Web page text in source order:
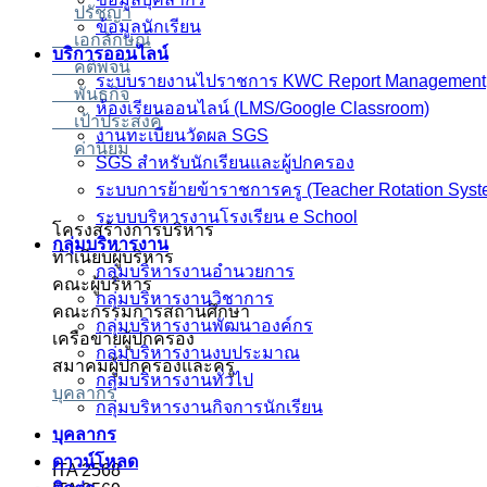
ปรัชญา
เอกลักษณ์
คติพจน์
พันธกิจ
เป้าประสงค์
ค่านิยม
โครงสร้างการบริหาร
ทำเนียบผู้บริหาร
คณะผู้บริหาร
คณะกรรมการสถานศึกษา
เครือข่ายผู้ปกครอง
สมาคมผู้ปกครองและครู
บุคลากร
ITA 2568
ข้อมูลนักเรียน
บริการออนไลน์
ระบบรายงานไปราชการ KWC Report Management
ห้องเรียนออนไลน์ (LMS/Google Classroom)
งานทะเบียนวัดผล SGS
SGS สำหรับนักเรียนและผู้ปกครอง
ระบบการย้ายข้าราชการครู (Teacher Rotation
ระบบบริหารงานโรงเรียน e School
กลุ่มบริหารงาน
กลุ่มบริหารงานอำนวยการ
กลุ่มบริหารงานวิชาการ
กลุ่มบริหารงานพัฒนาองค์กร
กลุ่มบริหารงานงบประมาณ
กลุ่มบริหารงานทั่วไป
กลุ่มบริหารงานกิจการนักเรียน
บุคลากร
ดาวน์โหลด